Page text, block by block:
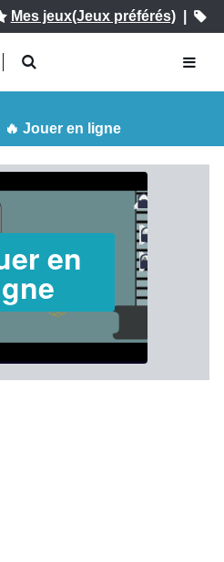
Mes jeux(Jeux préférés)|
Jouer en ligne
en